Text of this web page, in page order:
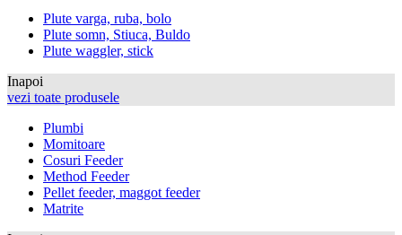
Plute varga, ruba, bolo
Plute somn, Stiuca, Buldo
Plute waggler, stick
Inapoi
vezi toate produsele
Plumbi
Momitoare
Cosuri Feeder
Method Feeder
Pellet feeder, maggot feeder
Matrite